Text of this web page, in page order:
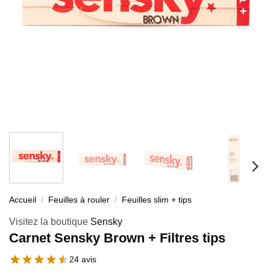
Accueil / Feuilles à rouler / Feuilles slim + tips
Visitez la boutique Sensky
Carnet Sensky Brown + Filtres tips
24 avis